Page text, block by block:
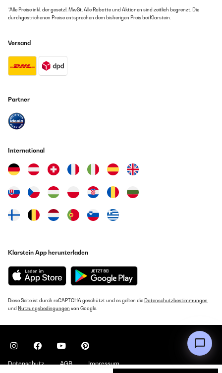
*Alle Preise inkl. der gesetzl. MwSt. Alle Rabatte und Aktionen sind zeitlich begrenzt. Die
durchgestrichenen Preise entsprechen dem bisherigen Preis bei Klarstein.
Versand
Partner
International
Klarstein App herunterladen
Diese Seite ist durch reCAPTCHA geschützt und es gelten die Datenschutzbestimmungen
und Nutzungsbedingungen von Google.
Datenschutz AGB Impressum